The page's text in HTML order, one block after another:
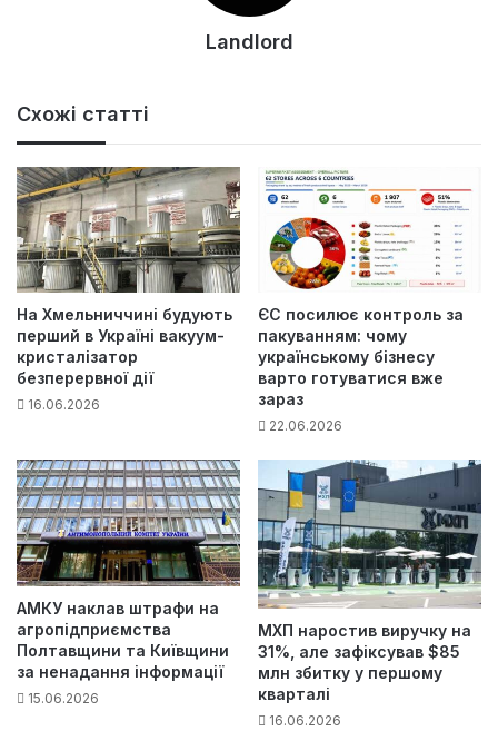
Landlord
Схожі статті
На Хмельниччині будують
перший в Україні вакуум-
кристалізатор
безперервної дії
16.06.2026
ЄС посилює контроль за
пакуванням: чому
українському бізнесу
варто готуватися вже
зараз
22.06.2026
АМКУ наклав штрафи на
агропідприємства
Полтавщини та Київщини
за ненадання інформації
15.06.2026
МХП наростив виручку на
31%, але зафіксував $85
млн збитку у першому
кварталі
16.06.2026